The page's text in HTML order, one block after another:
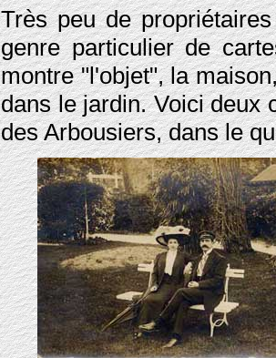
Très peu de
genre particulier de
montre "l'objet", la
dans le jardin. Voici deux
des Arbousiers, dans le